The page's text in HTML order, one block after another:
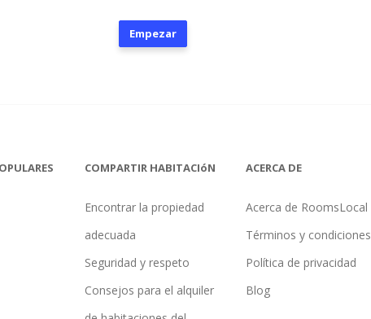
Empezar
COMPARTIR HABITACIóN
Encontrar la propiedad
adecuada
Seguridad y respeto
Consejos para el alquiler
ACERCA DE
Acerca de RoomsLocal
Términos y condiciones
Política de privacidad
Blog